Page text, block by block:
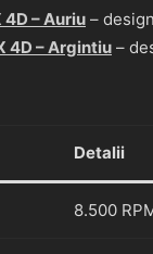
4D – Auriu –
4D – Argintiu –
Detalii
8.500